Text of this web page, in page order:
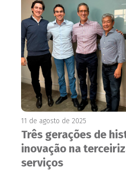
11 de agosto de 2025
Três gerações de
inovação na
serviços